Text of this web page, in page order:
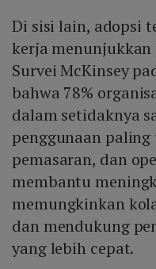
Di sisi lain, adopsi
kerja
Survei McKinsey
bahwa 78%
dalam setidaknya
penggunaan
pemasaran, dan
membantu
memungkinkan
dan mendukung
yang lebih cepat.